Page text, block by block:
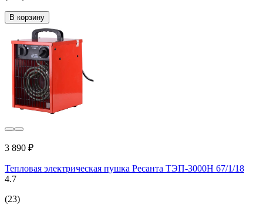
В корзину
3 890 ₽
Тепловая электрическая пушка Ресанта ТЭП-3000Н 67/1/18
4.7
(23)